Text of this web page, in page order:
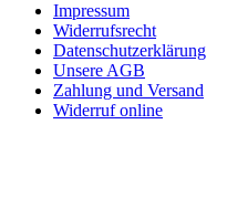
Impressum
Widerrufsrecht
Datenschutzerklärung
Unsere AGB
Zahlung und Versand
Widerruf online